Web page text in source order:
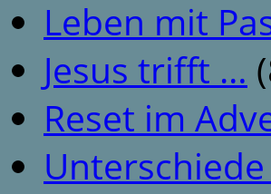
Leben mit
Jesus trifft …
Reset im